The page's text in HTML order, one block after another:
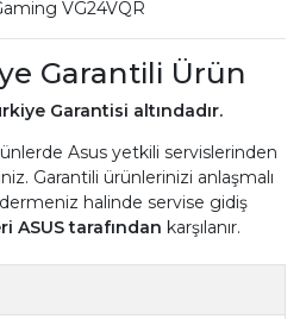
Garantili Ürün
Garantisi altındadır.
Asus yetkili servislerinden
Garantili ürünlerinizi anlaşmalı
halinde servise gidiş
ASUS tarafından karşılanır.